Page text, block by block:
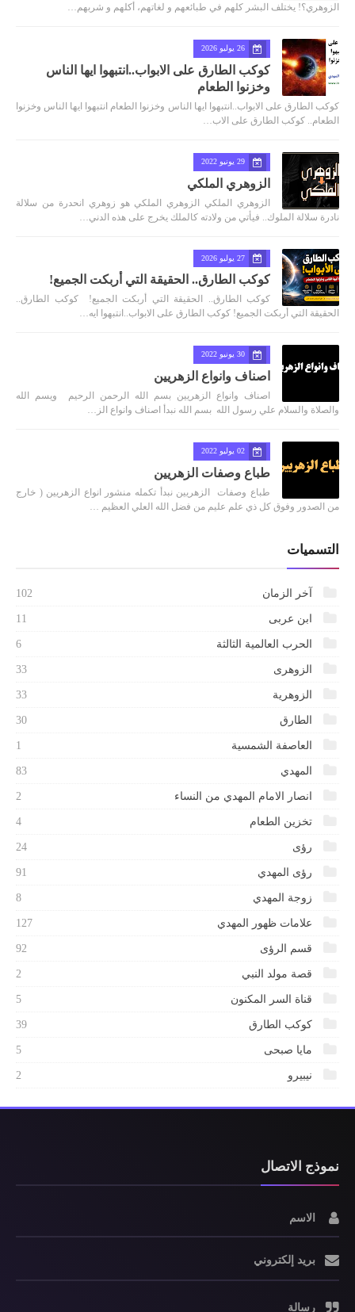
الزوهري؟! يختلف البشر كلهم في طبائعهم و لغاتهم، أكلهم و شربهم…
26 يوليو 2026
كوكب الطارق على الابواب..انتبهوا ايها الناس
وخزنوا الطعام
كوكب الطارق على الابواب..انتبهوا ايها الناس وخزنوا الطعام انتبهوا ايها الناس وخزنوا
الطعام.. كوكب الطارق على الاب…
29 يونيو 2022
الزوهري الملكي
الزوهري الملكي الزوهري الملكي هو زوهري انحدرة من سلالة
نادرة سلالة الملوك.. فيأتي من ولادته كالملك يخرج على هذه الدني…
27 يوليو 2026
كوكب الطارق.. الحقيقة التي أربكت الجميع!
كوكب الطارق.. الحقيقة التي أربكت الجميع! كوكب الطارق..
الحقيقة التي أربكت الجميع! كوكب الطارق على الابواب..انتبهوا ايه…
30 يونيو 2022
اصناف وانواع الزهريين
اصناف وانواع الزهريين بسم الله الرحمن الرحيم ويسم الله
والصلاة والسلام علي رسول الله بسم الله نبدأ اصناف وانواع الز…
02 يوليو 2022
طباع وصفات الزهريين
طباع وصفات الزهريين نبدأ تكمله منشور انواع الزهريين ( خارج
من الصدور وفوق كل ذي علم عليم من فضل الله العلي العظيم …
التسميات
آخر الزمان 102
ابن عربى 11
الحرب العالمية الثالثة 6
الزوهرى 33
الزوهرية 33
الطارق 30
العاصفة الشمسية 1
المهدي 83
انصار الامام المهدي من النساء 2
تخزين الطعام 4
رؤى 24
رؤى المهدي 91
زوجة المهدي 8
علامات ظهور المهدي 127
قسم الرؤى 92
قصة مولد النبي 2
قناة السر المكنون 5
كوكب الطارق 39
مايا صبحى 5
نيبيرو 2
نموذج الاتصال
الاسم
بريد إلكتروني
رسالة